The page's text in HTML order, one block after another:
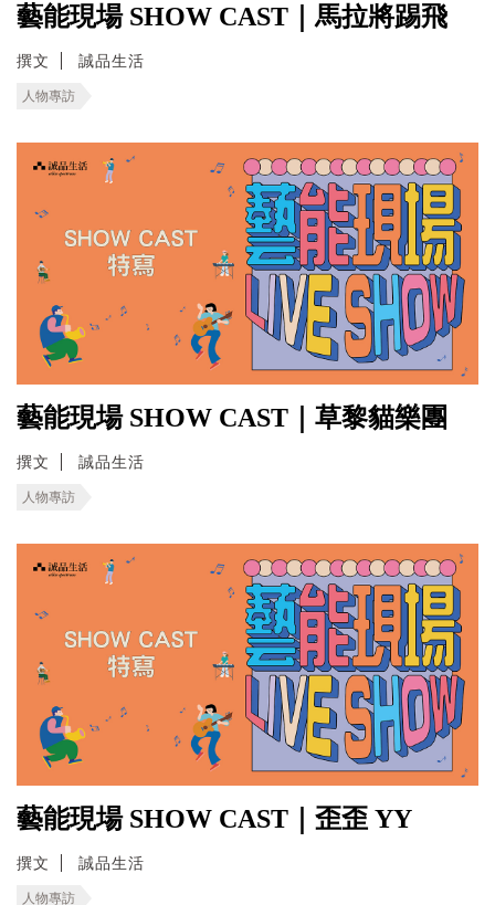
藝能現場 SHOW CAST｜馬拉將踢飛
撰文 誠品生活
人物專訪
藝能現場 SHOW CAST｜草黎貓樂團
撰文 誠品生活
人物專訪
藝能現場 SHOW CAST｜歪歪 YY
撰文 誠品生活
人物專訪